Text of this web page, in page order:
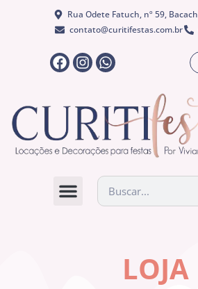
Rua Odete Fatuch, nº 59,
contato@curitifestas.com.br
LOJA